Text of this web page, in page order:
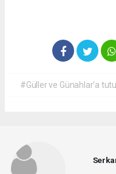
#Güller ve Günahlar'a